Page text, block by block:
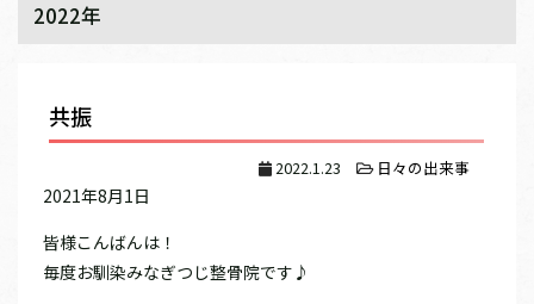
2022年
共振
2022.1.23 日々の出来事
2021年8月1日
皆様こんばんは！
毎度お馴染みなぎつじ整骨院です♪